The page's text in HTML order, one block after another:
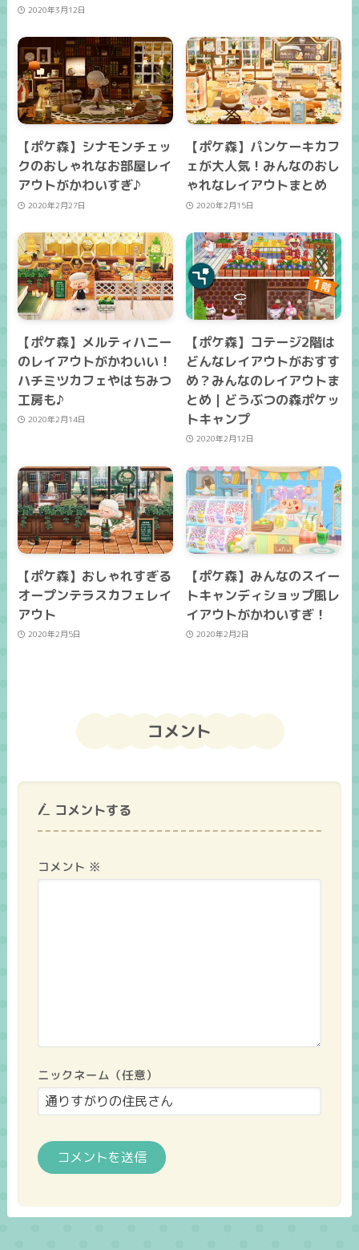
2020年3月12日
【ポケ森】シナモンチェッ
クのおしゃれなお部屋レイ
アウトがかわいすぎ♪
2020年2月27日
【ポケ森】パンケーキカフ
ェが大人気！みんなのおし
ゃれなレイアウトまとめ
2020年2月15日
【ポケ森】メルティハニー
のレイアウトがかわいい！
ハチミツカフェやはちみつ
工房も♪
2020年2月14日
【ポケ森】コテージ2階は
どんなレイアウトがおすす
め？みんなのレイアウトま
とめ｜どうぶつの森ポケッ
トキャンプ
2020年2月12日
【ポケ森】おしゃれすぎる
オープンテラスカフェレイ
アウト
2020年2月5日
【ポケ森】みんなのスイー
トキャンディショップ風レ
イアウトがかわいすぎ！
2020年2月2日
コメント
コメントする
コメント ※
ニックネーム（任意）